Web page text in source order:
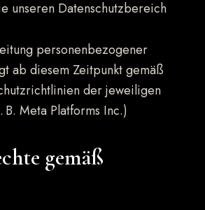
unseren Datenschutzbereich
personenbezogener
ab diesem Zeitpunkt gemäß
der jeweiligen
B. Meta Platforms Inc.)
gemäß